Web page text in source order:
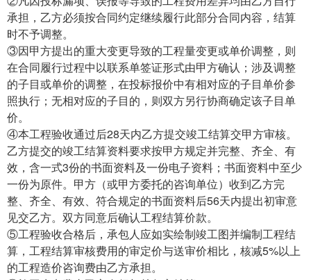
承担，乙方必须按合同约定继续履行此部分合同内容，结算
时不予调整。
③因甲方提出的重大变更导致的工程量变更或单价调整，则
在合同履行过程中以联系单签证形式由甲方确认；涉及调整
的子目或单价的调整，在投标报价中有相对应的子目单价参
照执行；无相对应的子目的，则双方另行协商确定该子目单
价。
④本工程验收通过后28天内乙方提交竣工结算交甲方审核。
乙方提交的竣工结算资料要求按甲方规定并完整、齐全、有
效，含一式3份的书面资料及一份电子资料；书面资料中至少
一份为原件。甲方（或甲方委托的咨询单位）收到乙方完
整、齐全、有效、符合规定的书面资料后56天内提出初审意
见交乙方。双方同意后确认工程结算价款。
⑤工程验收合格后，承包人应如实绘制竣工图并编制工程结
算，工程结算审核费用的审定价与送审价相比，核减5%以上
的工程造价咨询费由乙方承担。